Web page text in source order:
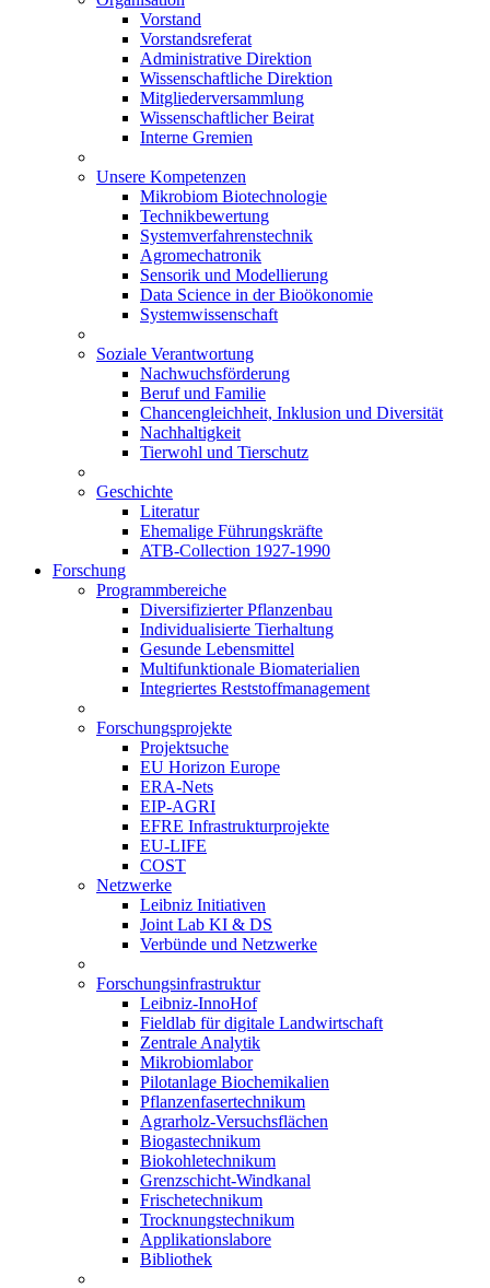
Vorstand
Vorstandsreferat
Administrative Direktion
Wissenschaftliche Direktion
Mitgliederversammlung
Wissenschaftlicher Beirat
Interne Gremien
Unsere Kompetenzen
Mikrobiom Biotechnologie
Technikbewertung
Systemverfahrenstechnik
Agromechatronik
Sensorik und Modellierung
Data Science in der Bioökonomie
Systemwissenschaft
Soziale Verantwortung
Nachwuchsförderung
Beruf und Familie
Chancengleichheit, Inklusion und Diversität
Nachhaltigkeit
Tierwohl und Tierschutz
Geschichte
Literatur
Ehemalige Führungskräfte
ATB-Collection 1927-1990
Forschung
Programmbereiche
Diversifizierter Pflanzenbau
Individualisierte Tierhaltung
Gesunde Lebensmittel
Multifunktionale Biomaterialien
Integriertes Reststoffmanagement
Forschungsprojekte
Projektsuche
EU Horizon Europe
ERA-Nets
EIP-AGRI
EFRE Infrastrukturprojekte
EU-LIFE
COST
Netzwerke
Leibniz Initiativen
Joint Lab KI & DS
Verbünde und Netzwerke
Forschungsinfrastruktur
Leibniz-InnoHof
Fieldlab für digitale Landwirtschaft
Zentrale Analytik
Mikrobiomlabor
Pilotanlage Biochemikalien
Pflanzenfasertechnikum
Agrarholz-Versuchsflächen
Biogastechnikum
Biokohletechnikum
Grenzschicht-Windkanal
Frischetechnikum
Trocknungstechnikum
Applikationslabore
Bibliothek